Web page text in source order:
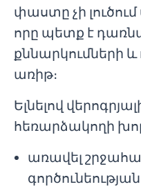
փաստը չի
որը պետք է
քննարկումների
առիթ։
Ելնելով
հեռարձակողի
առավել